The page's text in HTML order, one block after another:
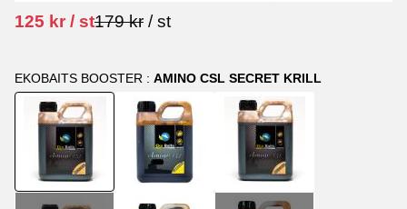
Nedsatt pris:
125 kr / stOrdinarie pris:
179kr /st
EKOBAITS BOOSTER : AMINO CSL SECRET KRILL